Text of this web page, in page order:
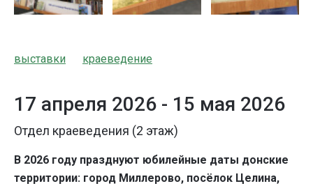
выставки краеведение
17 апреля 2026 - 15 мая 2026
Отдел краеведения (2 этаж)
В 2026 году празднуют юбилейные даты донские
территории: город Миллерово, посёлок Целина,